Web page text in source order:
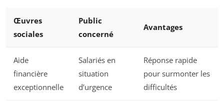
Œuvres
sociales
Public
concerné
Avantages
Aide
financière
exceptionnelle
Salariés en
situation
d’urgence
Réponse rapide
pour surmonter les
difficultés